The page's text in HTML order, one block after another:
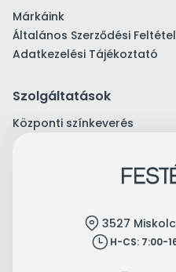
Márkáink
Általános Szerződési
Adatkezelési Tájékoztató
Szolgáltatások
Központi színkeverés
location 3527
clock H-CS: 7:00-